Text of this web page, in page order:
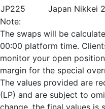
JP225
Japan Nikkei
Note:
The swaps will be
00:00 platform time.
monitor your open
margin for the special
The values provided are
(LP) and are subject to
change, the final values